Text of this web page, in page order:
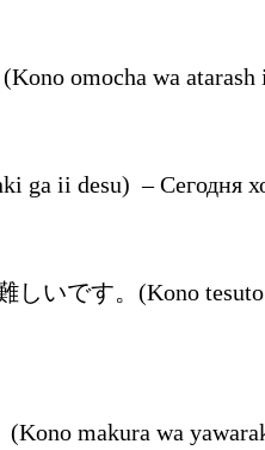
omocha wa atarash
ii desu) – Сегодня
いです。(Kono tesuto
makura wa